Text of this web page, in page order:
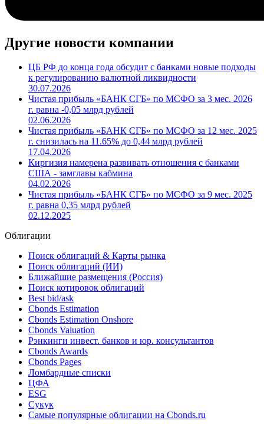
Другие новости компании
ЦБ РФ до конца года обсудит с банками новые подходы
к регулированию валютной ликвидности
30.07.2026
Чистая прибыль «БАНК СГБ» по МСФО за 3 мес. 2026
г. равна -0,05 млрд рублей
02.06.2026
Чистая прибыль «БАНК СГБ» по МСФО за 12 мес. 2025
г. снизилась на 11.65% до 0,44 млрд рублей
17.04.2026
Киргизия намерена развивать отношения с банками
США - замглавы кабмина
04.02.2026
Чистая прибыль «БАНК СГБ» по МСФО за 9 мес. 2025
г. равна 0,35 млрд рублей
02.12.2025
Облигации
Поиск облигаций & Карты рынка
Поиск облигаций (ИИ)
Ближайшие размещения (Россия)
Поиск котировок облигаций
Best bid/ask
Cbonds Estimation
Cbonds Estimation Onshore
Cbonds Valuation
Рэнкинги инвест. банков и юр. консультантов
Cbonds Awards
Cbonds Pages
Ломбардные списки
ЦФА
ESG
Сукук
Самые популярные облигации на Cbonds.ru